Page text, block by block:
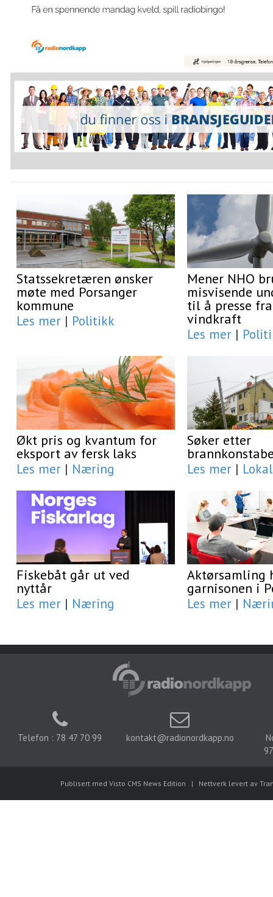
Statssekretæren ønsker
møte med Porsanger
kommune
Les mer | Politikk
Mener NHO
misvisende
til å presse
vindkraft
Les mer |
Økt pris og kvantum for
eksport av fersk laks
Les mer | Næring
Søker etter
Les mer | Lokal
Fiskebåt går ut ved
nyttår
Les mer | Næring
Aktørsamling
garnisonen i
Les mer |
Telefon : 78 47 70 99 kontakt@radionordkapp.no
Publisert med Visto CMS News Edition | Nettverk levert av